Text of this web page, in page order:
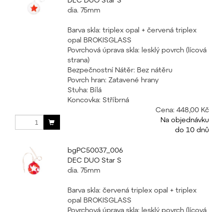
dia. 75mm
Barva skla: triplex opal + červená triplex
opal BROKISGLASS
Povrchová úprava skla: lesklý povrch (lícová
strana)
Bezpečnostní Nátěr: Bez nátěru
Povrch hran: Zatavené hrany
Stuha: Bílá
Koncovka: Stříbrná
Cena: 448,00 Kč
Na objednávku
do 10 dnů
bgPC50037_006
DEC DUO Star S
dia. 75mm
Barva skla: červená triplex opal + triplex
opal BROKISGLASS
Povrchová úprava skla: lesklý povrch (lícová